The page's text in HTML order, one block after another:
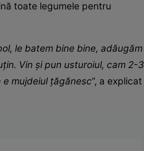
toate legumele pentru
le batem bine bine, adăugăm
Vin și pun usturoiul, cam 2-3
mujdeiul țăgănesc”, a explicat